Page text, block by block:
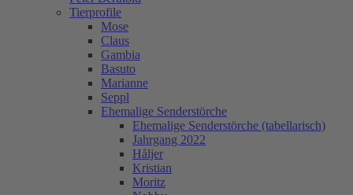
Tierprofile
Mose
Claus
Gambia
Basuto
Marianne
Seppl
Ehemalige Senderstörche
Ehemalige Senderstörche (tabellarisch)
Jahrgang 2022
Håljer
Kristian
Moritz